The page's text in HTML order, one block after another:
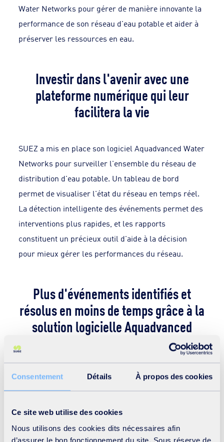
Consentement Détails À propos des cookies
Ce site web utilise des cookies
Nous utilisons des cookies dits nécessaires afin
d’assurer le bon fonctionnement du site. Sous réserve de
Water Networks pour gérer de manière innovante la
performance de son réseau d'eau potable et aider à
préserver les ressources en eau.
Investir dans l'avenir avec une
plateforme numérique qui leur
facilitera la vie
SUEZ a mis en place son logiciel Aquadvanced Water
Networks pour surveiller l'ensemble du réseau de
distribution d'eau potable. Un tableau de bord
permet de visualiser l'état du réseau en temps réel.
La détection intelligente des événements permet des
interventions plus rapides, et les rapports
constituent un précieux outil d'aide à la décision
pour mieux gérer les performances du réseau.
Plus d'événements identifiés et
résolus en moins de temps grâce à la
solution logicielle Aquadvanced
Grâce à la solution Aquadvanced axée sur les
réseaux d'eau, Macao Water a pu non seulement
assurer la fourniture d'eau 24 heures sur 24 et 7
jours sur 7 avec un soutien continu, mais aussi :
158 événements détectés au cours des deux
premières années, dont 92% ont révélé des